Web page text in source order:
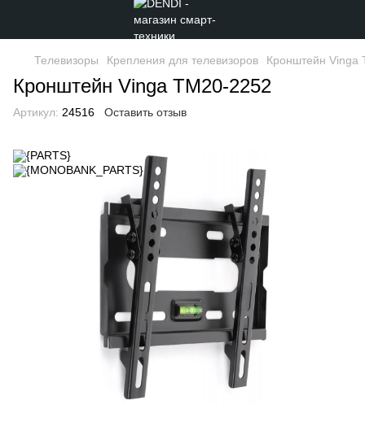
Телевизоры Крепления для телевизоров Кронштейн Vinga
Кронштейн Vinga TM20-2252
Артикул: 24516 Оставить отзыв